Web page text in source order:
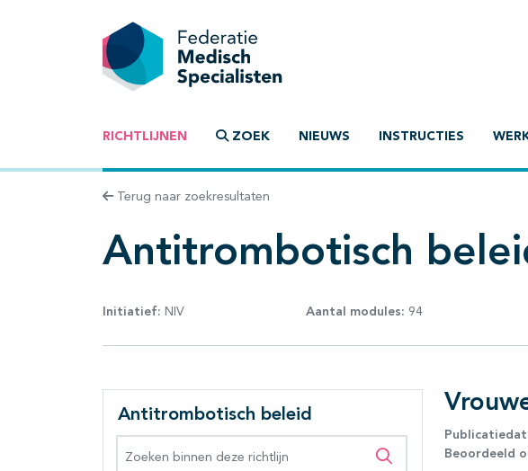
RICHTLIJNEN ZOEK NIEUWS INSTRUCTIES
Terug naar zoekresultaten
Antitrombotisch
Initiatief: NIV Aantal modules: 94
Antitrombotisch beleid
Beoordeeld